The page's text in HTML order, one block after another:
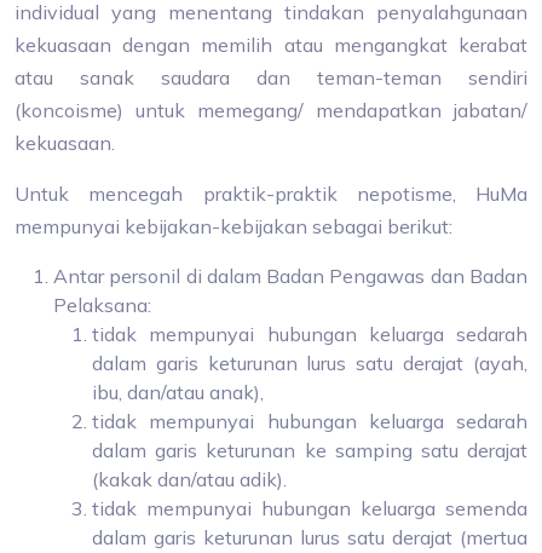
individual yang menentang tindakan penyalahgunaan
kekuasaan dengan memilih atau mengangkat kerabat
atau sanak saudara dan teman-teman sendiri
(koncoisme) untuk memegang/ mendapatkan jabatan/
kekuasaan.
Untuk mencegah praktik-praktik nepotisme, HuMa
mempunyai kebijakan-kebijakan sebagai berikut:
Antar personil di dalam Badan Pengawas dan Badan
Pelaksana:
tidak mempunyai hubungan keluarga sedarah
dalam garis keturunan lurus satu derajat (ayah,
ibu, dan/atau anak),
tidak mempunyai hubungan keluarga sedarah
dalam garis keturunan ke samping satu derajat
(kakak dan/atau adik).
tidak mempunyai hubungan keluarga semenda
dalam garis keturunan lurus satu derajat (mertua